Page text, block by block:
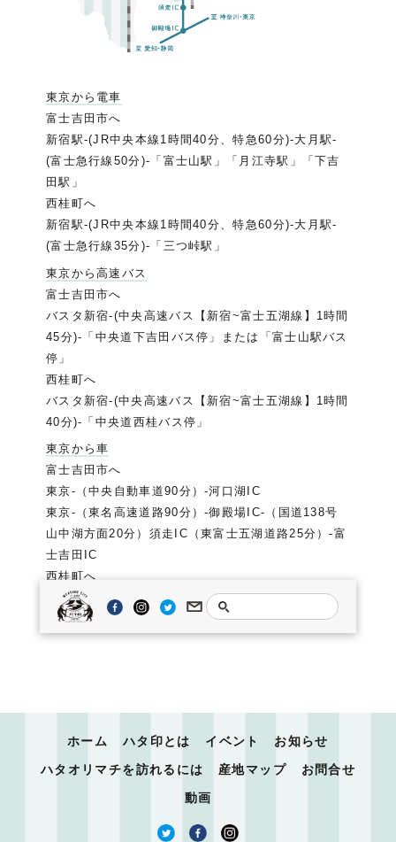
東京から電車
富士吉田市へ
新宿駅-(JR中央本線1時間40分、特急60分)-大月駅-
(富士急行線50分)-「富士山駅」「月江寺駅」「下吉
田駅」
西桂町へ
新宿駅-(JR中央本線1時間40分、特急60分)-大月駅-
(富士急行線35分)-「三つ峠駅」
東京から高速バス
富士吉田市へ
バスタ新宿-(中央高速バス【新宿~富士五湖線】1時間
45分)-「中央道下吉田バス停」または「富士山駅バス
停」
西桂町へ
バスタ新宿-(中央高速バス【新宿~富士五湖線】1時間
40分)-「中央道西桂バス停」
東京から車
富士吉田市へ
東京-（中央自動車道90分）-河口湖IC
東京-（東名高速道路90分）-御殿場IC-（国道138号
山中湖方面20分）須走IC（東富士五湖道路25分）-富
士吉田IC
西桂町へ
東京-（中央自動車道80分）-都留IC-国道139号線富
士吉田方面20分
ホーム ハタ印とは イベント
お知らせ
ハタオリマチを訪れるには
産地マップ
お問合せ
動画